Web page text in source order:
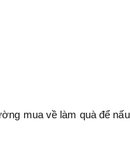
mua về làm quà để